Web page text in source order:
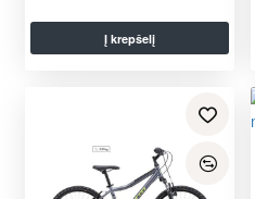
Į krepšelį